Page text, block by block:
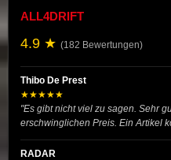
ALL4DRIFT
4.9 ★ (182 Bewertungen)
Thibo De Prest
★★★★★
"Es gibt nicht viel zu sagen. Sehr
erschwinglichen Preis. Ein Artikel
RADAR